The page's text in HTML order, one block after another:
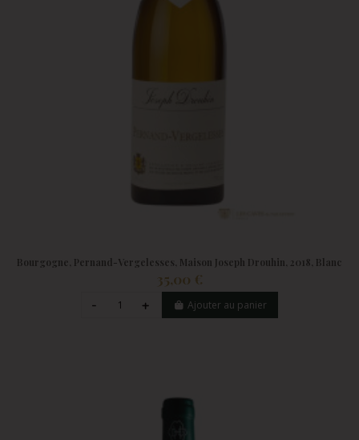
Bourgogne, Pernand-Vergelesses, Maison Joseph Drouhin, 2018, Blanc
35,00 €
Ajouter au panier